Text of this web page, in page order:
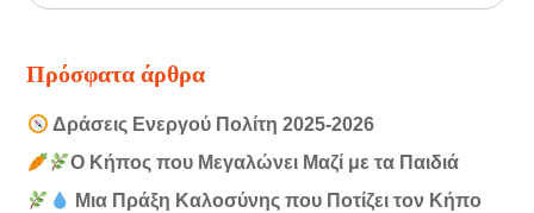
Πρόσφατα άρθρα
Δράσεις Ενεργού Πολίτη 2025-2026
Ο Κήπος που Μεγαλώνει Μαζί με τα Παιδιά
Μια Πράξη Καλοσύνης που Ποτίζει τον Κήπο